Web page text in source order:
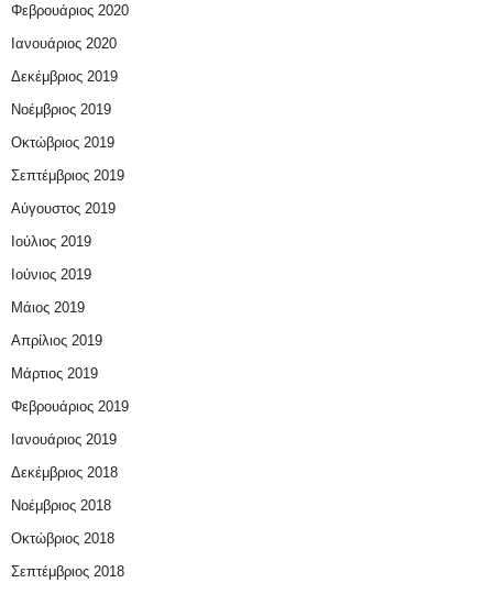
Φεβρουάριος 2020
Ιανουάριος 2020
Δεκέμβριος 2019
Νοέμβριος 2019
Οκτώβριος 2019
Σεπτέμβριος 2019
Αύγουστος 2019
Ιούλιος 2019
Ιούνιος 2019
Μάιος 2019
Απρίλιος 2019
Μάρτιος 2019
Φεβρουάριος 2019
Ιανουάριος 2019
Δεκέμβριος 2018
Νοέμβριος 2018
Οκτώβριος 2018
Σεπτέμβριος 2018